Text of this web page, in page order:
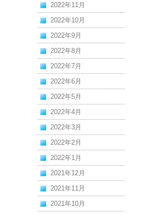
2022年11月
2022年10月
2022年9月
2022年8月
2022年7月
2022年6月
2022年5月
2022年4月
2022年3月
2022年2月
2022年1月
2021年12月
2021年11月
2021年10月